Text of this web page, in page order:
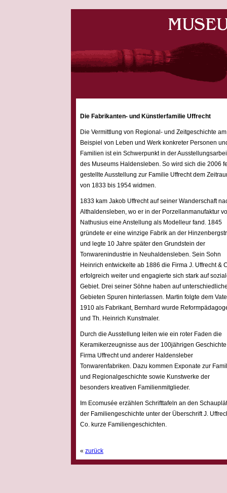
Die Fabrikanten- und Künstlerfamilie Uffrecht
Die Vermittlung von Regional- und Zeitgeschichte am
Beispiel von Leben und Werk konkreter Personen
Familien ist ein Schwerpunkt in der
des Museums Haldensleben. So wird sich die 2006
gestellte Ausstellung zur Familie Uffrecht dem
von 1833 bis 1954 widmen.
1833 kam Jakob Uffrecht auf seiner Wanderschaft
Althaldensleben, wo er in der Porzellanmanufaktur
Nathusius eine Anstellung als Modelleur fand. 1845
gründete er eine winzige Fabrik an der
und legte 10 Jahre später den Grundstein der
Tonwarenindustrie in Neuhaldensleben. Sein Sohn
Heinrich entwickelte ab 1886 die Firma J. Uffrecht &
erfolgreich weiter und engagierte sich stark auf
Gebiet. Drei seiner Söhne haben auf
Gebieten Spuren hinterlassen. Martin folgte dem
1910 als Fabrikant, Bernhard wurde
und Th. Heinrich Kunstmaler.
Durch die Ausstellung leiten wie ein roter Faden die
Keramikerzeugnisse aus der 100jährigen
Firma Uffrecht und anderer Haldensleber
Tonwarenfabriken. Dazu kommen Exponate zur
und Regionalgeschichte sowie Kunstwerke der
besonders kreativen Familienmitglieder.
Im Ecomusée erzählen Schrifttafeln an den
der Familiengeschichte unter der Überschrift J.
Co. kurze Familiengeschichten.
« zurück